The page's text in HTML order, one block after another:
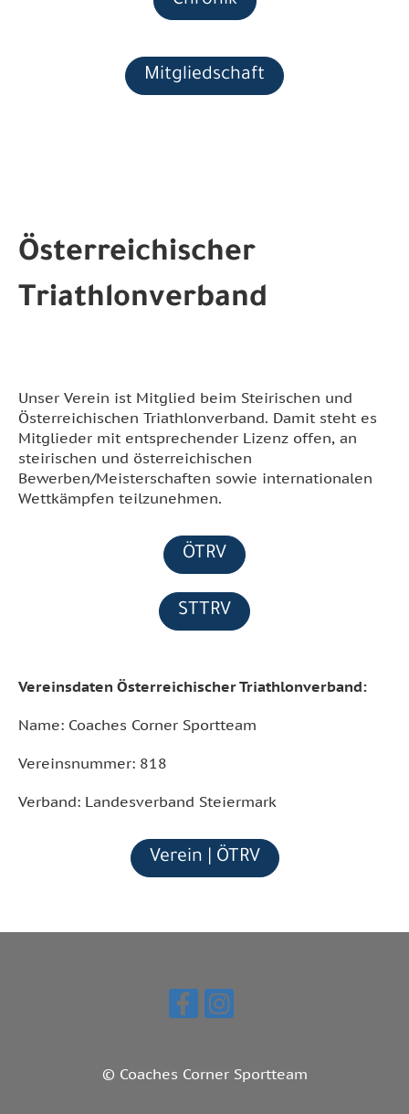
Mitgliedschaft
Österreichischer
Triathlonverband
Unser Verein ist Mitglied beim Steirischen und
Österreichischen Triathlonverband. Damit steht es
Mitglieder mit entsprechender Lizenz offen, an
steirischen und österreichischen
Bewerben/Meisterschaften sowie internationalen
Wettkämpfen teilzunehmen.
ÖTRV
STTRV
Vereinsdaten Österreichischer Triathlonverband:
Name: Coaches Corner Sportteam
Vereinsnummer: 818
Verband: Landesverband Steiermark
Verein | ÖTRV
© Coaches Corner Sportteam